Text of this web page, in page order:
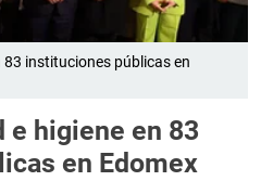
instituciones públicas en
e higiene en 83
en Edomex